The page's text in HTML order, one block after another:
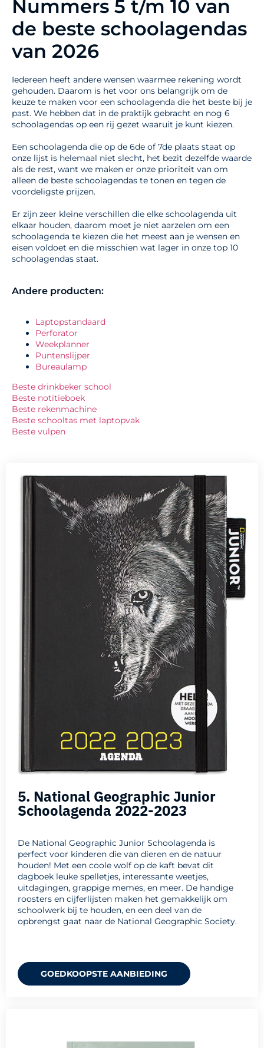
Nummers 5 t/m 10 van
de beste schoolagendas
van 2026
Iedereen heeft andere wensen waarmee rekening wordt
gehouden. Daarom is het voor ons belangrijk om de
keuze te maken voor een schoolagenda die het beste bij je
past. We hebben dat in de praktijk gebracht en nog 6
schoolagendas op een rij gezet waaruit je kunt kiezen.
Een schoolagenda die op de 6de of 7de plaats staat op
onze lijst is helemaal niet slecht, het bezit dezelfde waarde
als de rest, want we maken er onze prioriteit van om
alleen de beste schoolagendas te tonen en tegen de
voordeligste prijzen.
Er zijn zeer kleine verschillen die elke schoolagenda uit
elkaar houden, daarom moet je niet aarzelen om een
schoolagenda te kiezen die het meest aan je wensen en
eisen voldoet en die misschien wat lager in onze top 10
schoolagendas staat.
Andere producten:
Laptopstandaard
Perforator
Weekplanner
Puntenslijper
Bureaulamp
Beste drinkbeker school
Beste notitieboek
Beste rekenmachine
Beste schooltas met laptopvak
Beste vulpen
5. National Geographic Junior
Schoolagenda 2022-2023
De National Geographic Junior Schoolagenda is
perfect voor kinderen die van dieren en de natuur
houden! Met een coole wolf op de kaft bevat dit
dagboek leuke spelletjes, interessante weetjes,
uitdagingen, grappige memes, en meer. De handige
roosters en cijferlijsten maken het gemakkelijk om
schoolwerk bij te houden, en een deel van de
opbrengst gaat naar de National Geographic Society.
GOEDKOOPSTE AANBIEDING